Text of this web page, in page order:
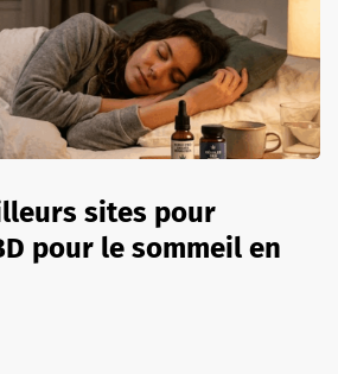
sites pour
pour le sommeil en